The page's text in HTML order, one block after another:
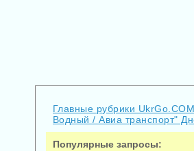
Главные рубрики
Водный / Авиа транспорт"
Популярные запросы: